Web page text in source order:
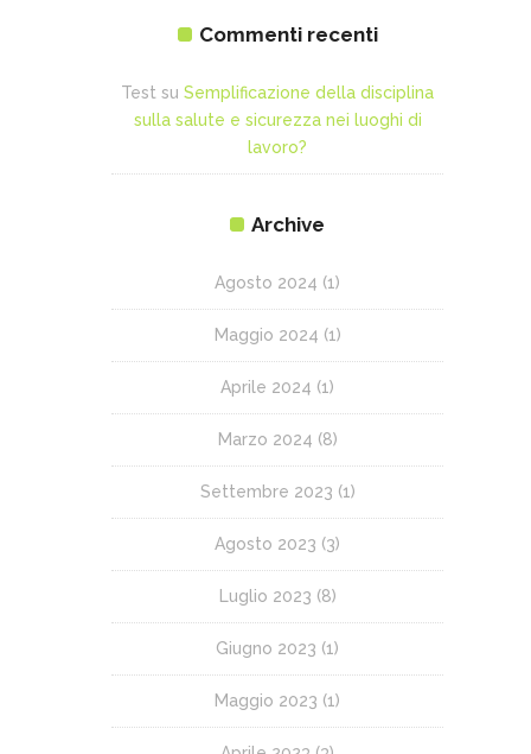
Commenti recenti
Test su Semplificazione della disciplina
sulla salute e sicurezza nei luoghi di
lavoro?
Archive
Agosto 2024 (1)
Maggio 2024 (1)
Aprile 2024 (1)
Marzo 2024 (8)
Settembre 2023 (1)
Agosto 2023 (3)
Luglio 2023 (8)
Giugno 2023 (1)
Maggio 2023 (1)